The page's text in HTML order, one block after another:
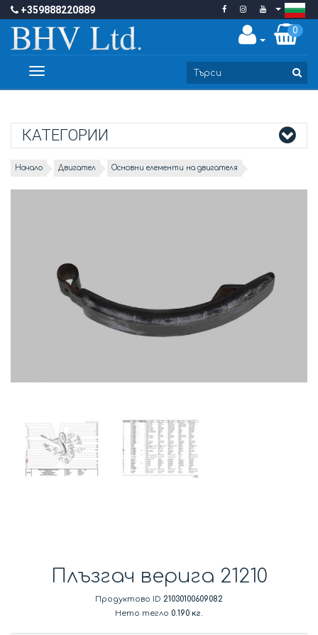
+359888220889
0
Toggle
КАТЕГОРИИ
Начало Двигател Основни елементи на двигателя
Плъзгач верига 21210
Продуктово ID 21030100609082
Нето тегло 0.190 кг.